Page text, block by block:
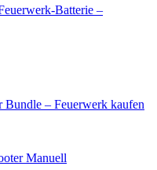
Batterie –
Bundle – Feuerwerk kaufen
Manuell